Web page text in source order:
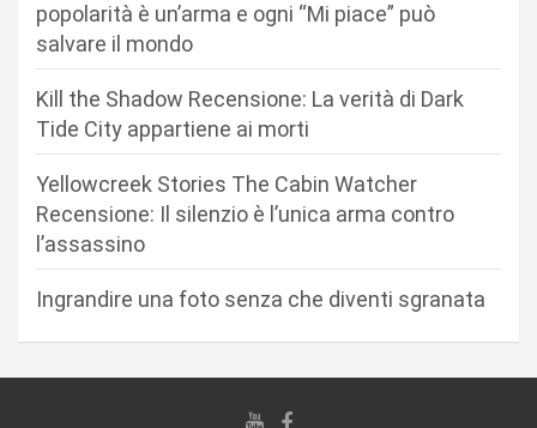
popolarità è un’arma e ogni “Mi piace” può
salvare il mondo
Kill the Shadow Recensione: La verità di Dark
Tide City appartiene ai morti
Yellowcreek Stories The Cabin Watcher
Recensione: Il silenzio è l’unica arma contro
l’assassino
Ingrandire una foto senza che diventi sgranata